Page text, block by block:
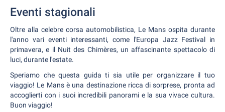
Eventi stagionali
Oltre alla celebre corsa automobilistica, Le Mans ospita durante
l'anno vari eventi interessanti, come l'Europa Jazz Festival in
primavera, e il Nuit des Chimères, un affascinante spettacolo di
luci, durante l'estate.
Speriamo che questa guida ti sia utile per organizzare il tuo
viaggio! Le Mans è una destinazione ricca di sorprese, pronta ad
accoglierti con i suoi incredibili panorami e la sua vivace cultura.
Buon viaggio!